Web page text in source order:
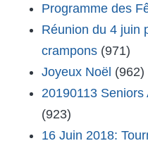
Programme des
Réunion du 4 juin
crampons (971)
Joyeux Noël (962)
20190113
(923)
16 Juin 2018: